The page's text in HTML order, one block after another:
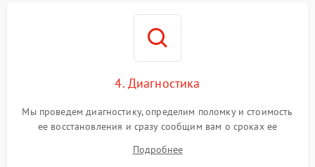
4. Диагностика
Мы проведем диагностику, определим поломку и стоимость
ее восстановления и сразу сообщим вам о сроках ее
Подробнее